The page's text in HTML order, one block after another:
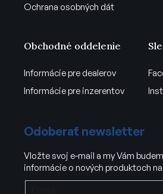
Ochrana osobných dát
Obchodné oddelenie
Informácie pre dealerov
Informácie pre inzerentov
Odoberať newsletter
Vložte svoj e-mail a my Vám
informácie o nových produktoch